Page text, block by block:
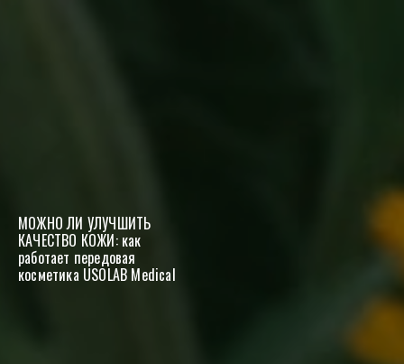
МОЖНО ЛИ УЛУЧШИТЬ
КАЧЕСТВО КОЖИ: как
работает передовая
косметика USOLAB Medical